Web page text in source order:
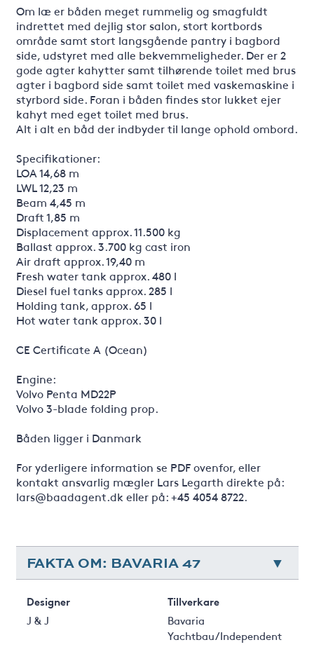
Om læ er båden meget rummelig og smagfuldt
indrettet med dejlig stor salon, stort kortbords
område samt stort langsgående pantry i bagbord
side, udstyret med alle bekvemmeligheder. Der er 2
gode agter kahytter samt tilhørende toilet med brus
agter i bagbord side samt toilet med vaskemaskine i
styrbord side. Foran i båden findes stor lukket ejer
kahyt med eget toilet med brus.
Alt i alt en båd der indbyder til lange ophold ombord.
Specifikationer:
LOA 14,68 m
LWL 12,23 m
Beam 4,45 m
Draft 1,85 m
Displacement approx. 11.500 kg
Ballast approx. 3.700 kg cast iron
Air draft approx. 19,40 m
Fresh water tank approx. 480 l
Diesel fuel tanks approx. 285 l
Holding tank, approx. 65 l
Hot water tank approx. 30 l
CE Certificate A (Ocean)
Engine:
Volvo Penta MD22P
Volvo 3-blade folding prop.
Båden ligger i Danmark
For yderligere information se PDF ovenfor, eller
kontakt ansvarlig mægler Lars Legarth direkte på:
lars@baadagent.dk eller på: +45 4054 8722.
FAKTA OM: BAVARIA 47
Designer
J & J
Tillverkare
Bavaria
Yachtbau/Independent